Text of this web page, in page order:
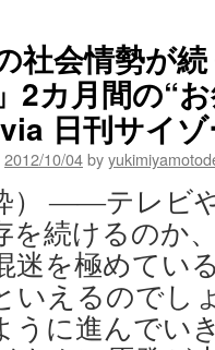
社会情勢が
2カ月間の“
日刊サイ
2012/10/04by
） ――テレビ
を続けるのか
迷を極めてい
いえるのでし
うに進んでい